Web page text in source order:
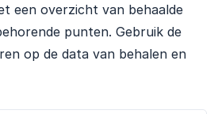
een overzicht van behaalde
punten. Gebruik de
op de data van behalen en